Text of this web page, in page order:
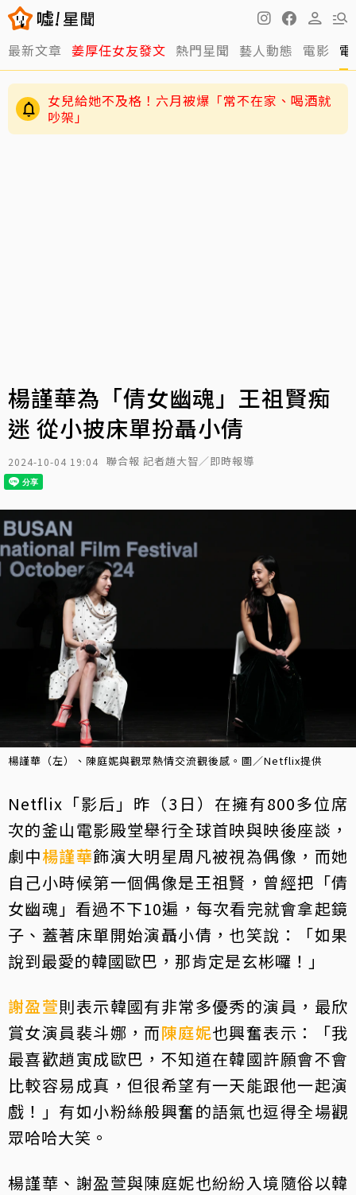
最新文章 姜厚任女友發文 熱門星聞 藝人動態 電影
女兒給她不及格！六月被爆「常不在家、喝酒就
吵架」
楊謹華為「倩女幽魂」王祖賢痴
迷 從小披床單扮聶小倩
2024-10-04 19:04 聯合報 記者趙大智／即時報導
楊謹華（左）、陳庭妮與觀眾熱情交流觀後感。圖／Netflix提供
Netflix「影后」昨（3日）在擁有800多位席
次的釜山電影殿堂舉行全球首映與映後座談，
劇中楊謹華飾演大明星周凡被視為偶像，而她
自己小時候第一個偶像是王祖賢，曾經把「倩
女幽魂」看過不下10遍，每次看完就會拿起鏡
子、蓋著床單開始演聶小倩，也笑說：「如果
說到最愛的韓國歐巴，那肯定是玄彬囉！」
謝盈萱則表示韓國有非常多優秀的演員，最欣
賞女演員裴斗娜，而陳庭妮也興奮表示：「我
最喜歡趙寅成歐巴，不知道在韓國許願會不會
比較容易成真，但很希望有一天能跟他一起演
戲！」有如小粉絲般興奮的語氣也逗得全場觀
眾哈哈大笑。
楊謹華、謝盈萱與陳庭妮也紛紛入境隨俗以韓